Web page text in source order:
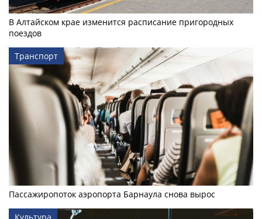
В Алтайском крае изменится расписание пригородных
поездов
Транспорт
Пассажиропоток аэропорта Барнаула снова вырос
Культура